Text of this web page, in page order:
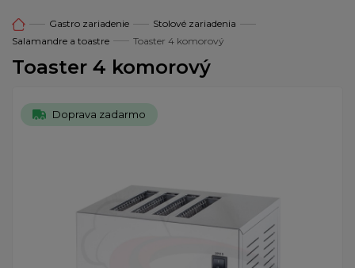
Gastro zariadenie
Stolové zariadenia
Salamandre a toastre
Toaster 4 komorový
Toaster 4 komorový
Doprava zadarmo